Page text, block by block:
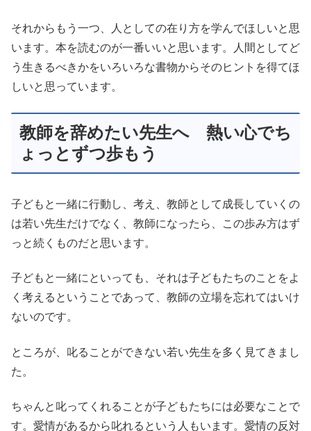
それからもう一つ、人としての在り方を学んでほしいと思
います。本を読むのが一番いいと思います。人間としてど
う生きるべきかをいろいろな書物からそのヒントを得てほ
しいと思っています。
教師を辞めたい先生へ 熱い心でち
ょっとずつ歩もう
子どもと一緒に行動し、考え、教師として成長していくの
は若い先生だけでなく、教師になったら、この歩み方はず
っと続くものだと思います。
子どもと一緒にといっても、それは子どもたちのことをよ
く考えるということであって、教師の立場を忘れてはいけ
ないのです。
ところが、叱ることができない若い先生を多く見てきまし
た。
ちゃんと叱ってくれることが子どもたちには必要なことで
す。愛情があるから叱れるという人もいます。愛情の反対